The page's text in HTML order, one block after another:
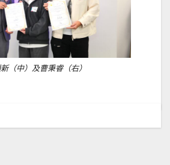
（中）及曹秉睿（右）